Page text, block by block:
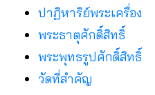
ปาฏิหาริย์พระเครื่อง
พระธาตุศักดิ์สิทธิ์
พระพุทธรูปศักดิ์สิทธิ์
วัดที่สําคัญ